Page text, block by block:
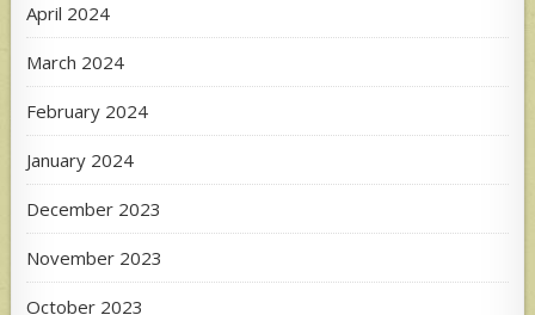
April 2024
March 2024
February 2024
January 2024
December 2023
November 2023
October 2023